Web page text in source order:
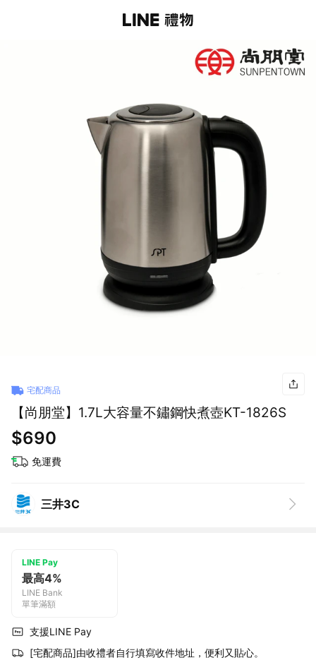
宅配商品
【尚朋堂】1.7L大容量不鏽鋼快煮壺KT-1826S
$690
免運費
三井3C
LINE Pay
最高4%
LINE Bank
單筆滿額
支援LINE Pay
[宅配商品]由收禮者自行填寫收件地址，便利又貼心。